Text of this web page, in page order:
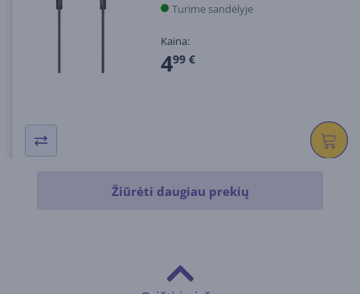
Turime sandėlyje
Kaina:
499 €
Žiūrėti daugiau prekių